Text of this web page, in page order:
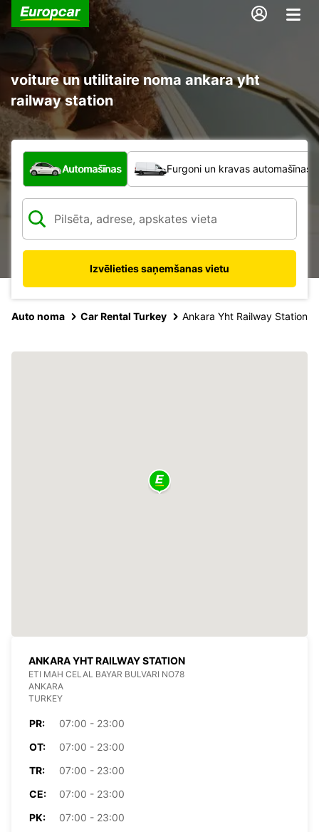
voiture un utilitaire noma ankara yht
railway station
Kāda veida transportlīdzeklis?
Automašīnas Furgoni un kravas automašīnas
Izvēlieties saņemšanas vietu
Auto noma Car Rental Turkey Ankara Yht Railway Station
ANKARA YHT RAILWAY STATION
ETI MAH CELAL BAYAR BULVARI NO78
ANKARA
TURKEY
PR:
07:00 - 23:00
OT:
07:00 - 23:00
TR:
07:00 - 23:00
CE:
07:00 - 23:00
PK:
07:00 - 23:00